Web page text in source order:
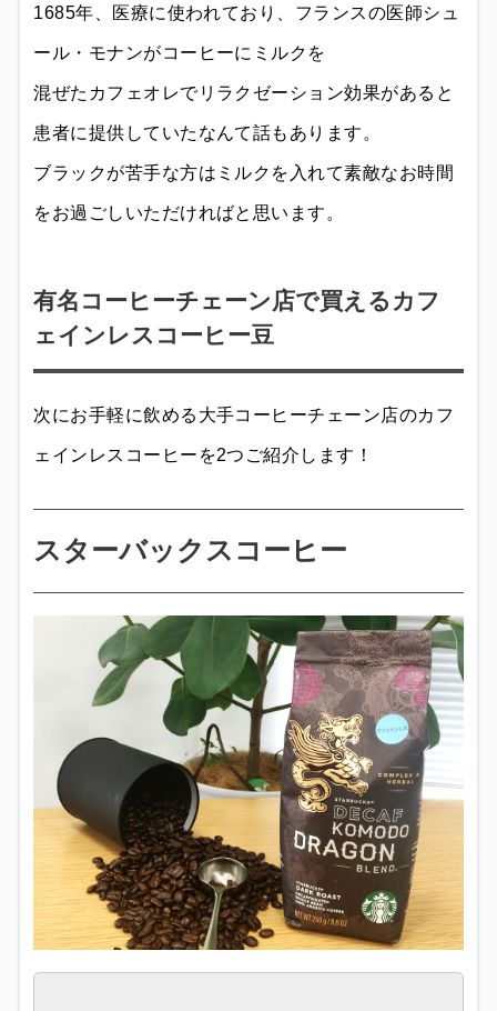
1685年、医療に使われており、フランスの医師シュ
ール・モナンがコーヒーにミルクを
混ぜたカフェオレでリラクゼーション効果があると
患者に提供していたなんて話もあります。
ブラックが苦手な方はミルクを入れて素敵なお時間
をお過ごしいただければと思います。
有名コーヒーチェーン店で買えるカフ
ェインレスコーヒー豆
次にお手軽に飲める大手コーヒーチェーン店のカフ
ェインレスコーヒーを2つご紹介します！
スターバックスコーヒー